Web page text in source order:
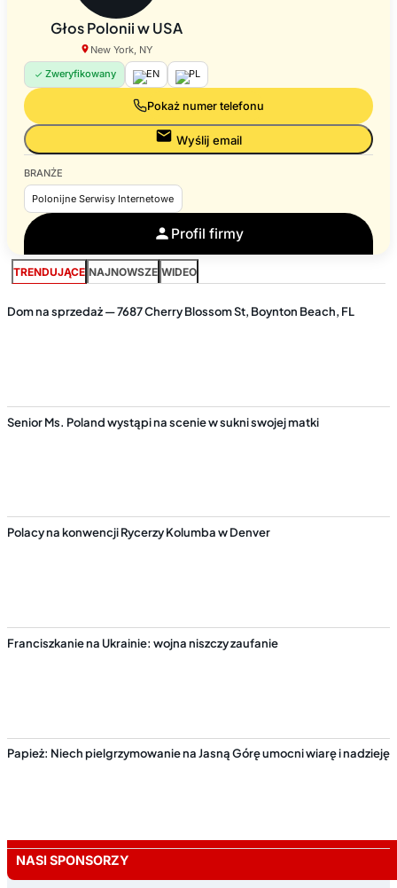
Głos Polonii w USA
New York, NY
Zweryfikowany
EN PL
Pokaż numer telefonu
Wyślij email
BRANŻE
Polonijne Serwisy Internetowe
Profil firmy
TRENDUJĄCE NAJNOWSZE WIDEO
Dom na sprzedaż — 7687 Cherry Blossom St, Boynton Beach, FL
Senior Ms. Poland wystąpi na scenie w sukni swojej matki
Polacy na konwencji Rycerzy Kolumba w Denver
Franciszkanie na Ukrainie: wojna niszczy zaufanie
Papież: Niech pielgrzymowanie na Jasną Górę umocni wiarę i nadzieję
NASI SPONSORZY